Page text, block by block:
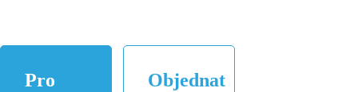
Pro
Objednat